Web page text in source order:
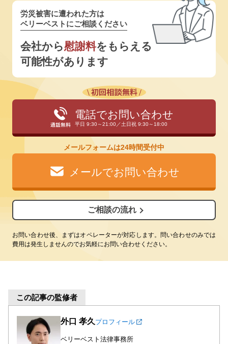
労災被害に遭われた方は
ベリーベストにご相談ください
会社から慰謝料をもらえる
可能性があります
電話でお問い合わせ
平日 9:30～21:00／土日祝 9:30～18:00
メールフォームは24時間受付中
メールでお問い合わせ
ご相談の流れ
お問い合わせ後、まずはオペレーターが対応します。問い合わせのみでは
費用は発生しませんのでお気軽にお問い合わせください。
この記事の監修者
外口 孝久 プロフィール
ベリーベスト法律事務所